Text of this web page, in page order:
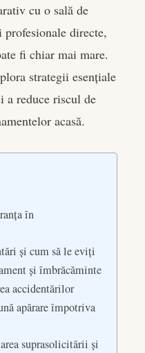
cu o sală de
directe,
fi chiar mai mare.
strategii esențiale
a reduce riscul de
acasă.
în
și cum să le eviți
și îmbrăcăminte
accidentărilor
apărare împotriva
suprasolicitării și